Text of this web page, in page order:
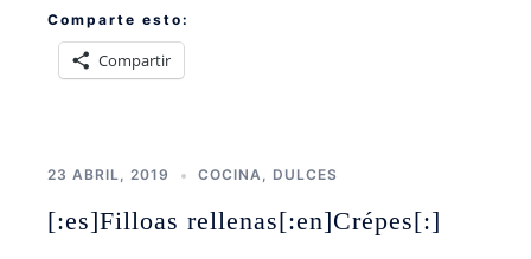
Comparte esto:
Compartir
23 ABRIL, 2019 COCINA DULCES
[:es]Filloas rellenas[:en]Crépes[:]